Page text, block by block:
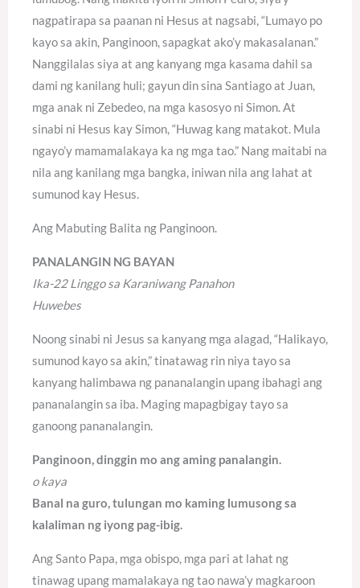
nagpatirapa sa paanan ni Hesus at nagsabi, “Lumayo po
kayo sa akin, Panginoon, sapagkat ako’y makasalanan.”
Nanggilalas siya at ang kanyang mga kasama dahil sa
dami ng kanilang huli; gayun din sina Santiago at Juan,
mga anak ni Zebedeo, na mga kasosyo ni Simon. At
sinabi ni Hesus kay Simon, “Huwag kang matakot. Mula
ngayo’y mamamalakaya ka ng mga tao.” Nang maitabi na
nila ang kanilang mga bangka, iniwan nila ang lahat at
sumunod kay Hesus.
Ang Mabuting Balita ng Panginoon.
PANALANGIN NG BAYAN
Ika-22 Linggo sa Karaniwang Panahon
Huwebes
Noong sinabi ni Jesus sa kanyang mga alagad, “Halikayo,
sumunod kayo sa akin,” tinatawag rin niya tayo sa
kanyang halimbawa ng pananalangin upang ibahagi ang
pananalangin sa iba. Maging mapagbigay tayo sa
ganoong pananalangin.
Panginoon, dinggin mo ang aming panalangin.
o kaya
Banal na guro, tulungan mo kaming lumusong sa
kalaliman ng iyong pag-ibig.
Ang Santo Papa, mga obispo, mga pari at lahat ng
tinawag upang mamalakaya ng tao nawa’y magkaroon